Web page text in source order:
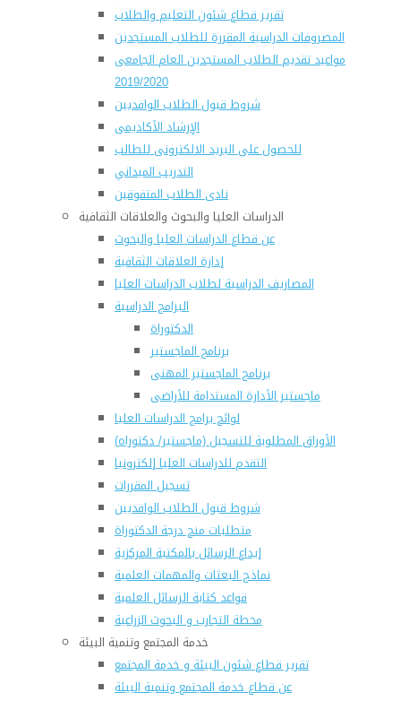
تقرير قطاع شئون التعليم والطلاب
المصروفات الدراسية المقررة للطلاب المستجدين
مواعيد تقديم الطلاب المستجدين العام الجامعى
2019/2020
شروط قبول الطلاب الوافديين
الإرشاد الأكاديمى
للحصول على البريد الالكترونى للطالب
التدريب الميداني
نادى الطلاب المتفوقين
الدراسات العليا والبحوث والعلاقات الثقافية
عن قطاع الدراسات العليا والبحوث
إدارة العلاقات الثقافية
المصاريف الدراسية لطلاب الدراسات العليا
البرامج الدراسية
الدكتوراة
برنامج الماجستير
برنامج الماجستير المهنى
ماجستير الأدارة المستدامة للأراضى
لوائح برامج الدراسات العليا
(الأوراق المطلوبة للتسجيل (ماجستير/ دكتوراه
التقدم للدراسات العليا إلكترونيا
تسجيل المقررات
شروط قبول الطلاب الوافديين
متطلبات منح درجة الدكتوراة
إيداع الرسائل بالمكتبة المركزية
نماذج البعثات والمهمات العلمية
قواعد كتابة الرسائل العلمية
محطة التجارب و البحوث الزراعية
خدمة المجتمع وتنمية البيئة
تقرير قطاع شئون البيئة و خدمة المجتمع
عن قطاع خدمة المجتمع وتنمية البيئة